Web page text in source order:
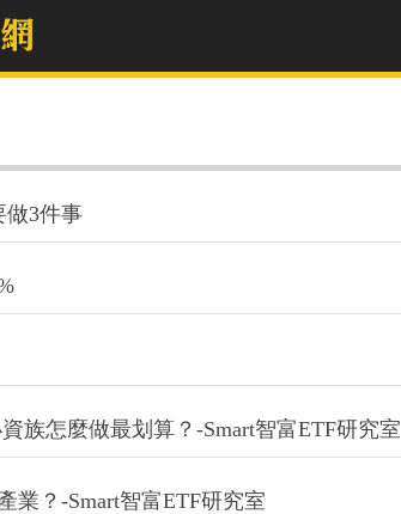
做3件事
族怎麼做最划算？-Smart智富ETF研究室
業？-Smart智富ETF研究室